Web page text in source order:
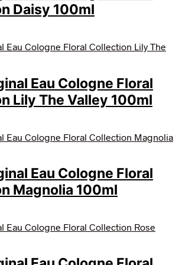
Daisy 100ml
Eau Cologne Floral
Lily The Valley 100ml
Eau Cologne Floral
Magnolia 100ml